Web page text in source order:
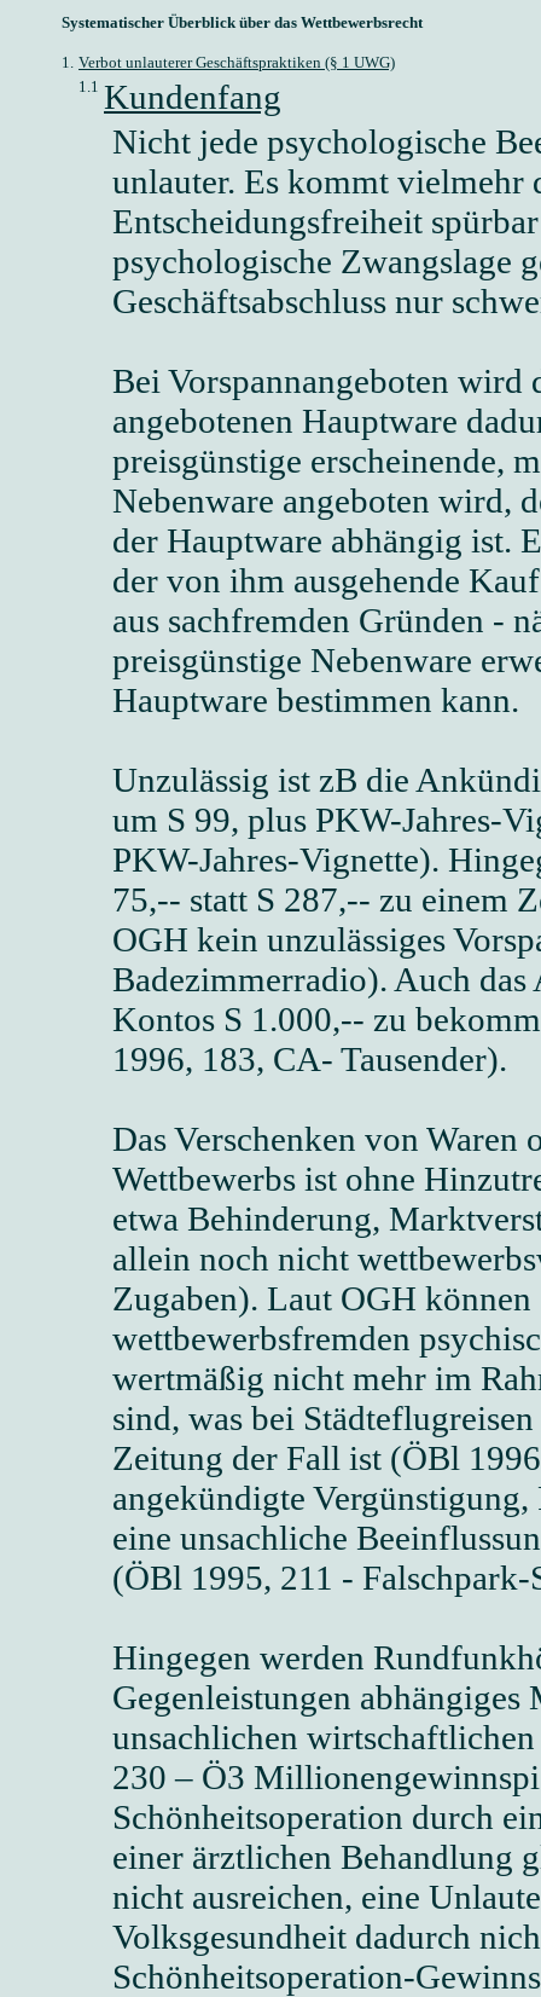
Systematischer Überblick über das Wettbewerbsrecht
1. Verbot unlauterer Geschäftspraktiken (§ 1 UWG)
1.1 Kundenfang
Nicht jede psychologische
unlauter. Es kommt vielmehr
Entscheidungsfreiheit
psychologische Zwangslage
Geschäftsabschluss nur
Bei Vorspannangeboten
angebotenen Hauptware
preisgünstige erscheinende,
Nebenware angeboten wird,
der Hauptware abhängig ist.
der von ihm ausgehende
aus sachfremden Gründen -
preisgünstige Nebenware
Hauptware bestimmen kann.
Unzulässig ist zB die
um S 99, plus PKW-Jahres-
PKW-Jahres-Vignette).
75,-- statt S 287,-- zu einem
OGH kein unzulässiges
Badezimmerradio). Auch
Kontos S 1.000,-- zu
1996, 183, CA- Tausender).
Das Verschenken von Waren
Wettbewerbs ist ohne
etwa Behinderung,
allein noch nicht
Zugaben). Laut OGH können
wettbewerbsfremden
wertmäßig nicht mehr im
sind, was bei
Zeitung der Fall ist (ÖBl
angekündigte
eine unsachliche
(ÖBl 1995, 211 - Falschpark-
Hingegen werden
Gegenleistungen
unsachlichen
230 – Ö3
Schönheitsoperation durch
einer ärztlichen Behandlung
nicht ausreichen, eine
Volksgesundheit dadurch
Schönheitsoperation-